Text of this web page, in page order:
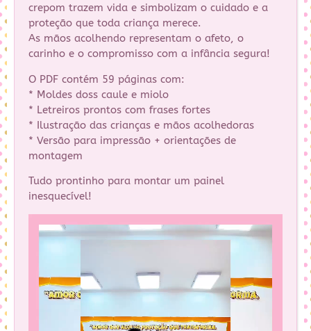
crepom trazem vida e simbolizam o cuidado e a
proteção que toda criança merece.
As mãos acolhendo representam o afeto, o
carinho e o compromisso com a infância segura!
O PDF contém 59 páginas com:
* Moldes doss caule e miolo
* Letreiros prontos com frases fortes
* Ilustração das crianças e mãos acolhedoras
* Versão para impressão + orientações de
montagem
Tudo prontinho para montar um painel
inesquecível!
de